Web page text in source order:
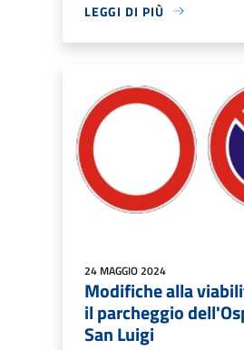
LEGGI DI PIÙ
24 MAGGIO 2024
Modifiche alla
il parcheggio
San Luigi